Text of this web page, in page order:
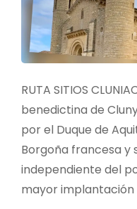
RUTA SITIOS
benedictina de
por el Duque de
Borgoña francesa y
independiente del
mayor implantación